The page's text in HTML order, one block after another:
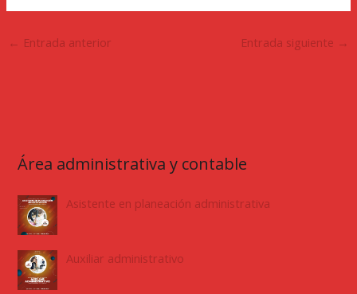
← Entrada anterior Entrada siguiente →
Área administrativa y contable
Asistente en planeación administrativa
Auxiliar administrativo